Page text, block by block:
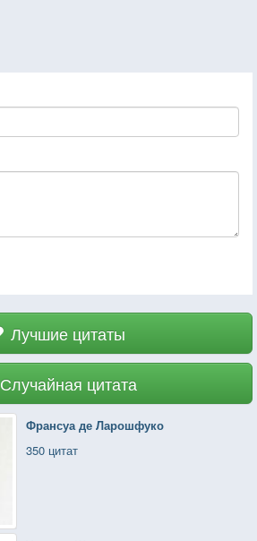
Лучшие цитаты
Случайная цитата
Франсуа де Ларошфуко
350 цитат